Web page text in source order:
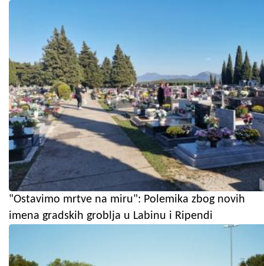
"Ostavimo mrtve na miru": Polemika zbog novih
imena gradskih groblja u Labinu i Ripendi